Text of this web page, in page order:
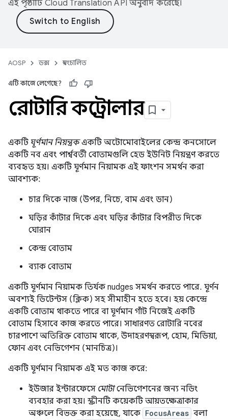
এই পৃষ্ঠাটি Cloud Translation API অনুবাদ করেছে।
AOSP ডক্স স্বয়ংচালিত
এটি কাজে লেগেছে?
রোটারি কন্ট্রোলার
একটি ঘূর্ণমান নিয়ন্ত্রকএকটি অটোমোবাইলের কেন্দ্র কনসোলে
একটি নব এবং পার্শ্ববর্তী বোতামগুলি হেড ইউনিট নিয়ন্ত্রণ করতে
ব্যবহৃত হয়। একটি ঘূর্ণমান নিয়ামক এই ফাংশন সমর্থন করা
আবশ্যক:
চার দিকে নাজ (উপর, নিচে, বাম এবং ডান)
ঘড়ির কাঁটার দিকে এবং ঘড়ির কাঁটার বিপরীত দিকে
ঘোরান
কেন্দ্র বোতাম
ব্যাক বোতাম
একটি ঘূর্ণমান নিয়ামক তির্যক nudges সমর্থন করতে পারে. ঘূর্ণন
অবশ্যই ডিটেন্টস (ক্লিক) সহ সীমাহীন হতে হবে। হয় কেন্দ্রে
একটি বোতাম থাকতে পারে বা ঘূর্ণমান গাঁট নিজেই একটি
বোতাম হিসাবে কাজ করতে পারে। সাধারণত রোটারি নবের
চারপাশে অতিরিক্ত বোতাম থাকে, উদাহরণস্বরূপ, হোম, মিডিয়া,
ফোন এবং নেভিগেশন (মানচিত্র)।
একটি ঘূর্ণমান নিয়ামক এই মত কাজ করে:
ইউজার ইন্টারফেসে মোটানেভিগেশনের জন্য নডিং
ব্যবহার করা হয়। স্ক্রীনটি কয়েকটি আয়তক্ষেত্রাকার
অঞ্চলে বিভক্ত করা হয়েছে, যাকে FocusAreas বলা